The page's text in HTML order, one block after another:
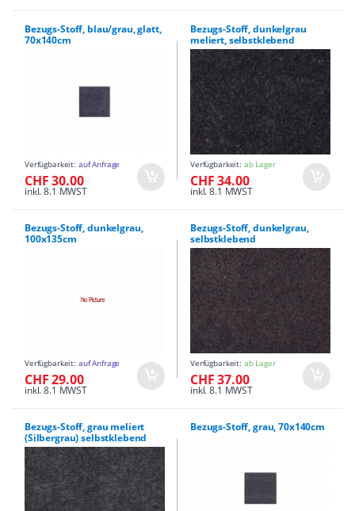
Bezugs-Stoff, blau/grau, glatt,
70x140cm
Verfügbarkeit: auf Anfrage
CHF 30.00
inkl. 8.1 MWST
Bezugs-Stoff, dunkelgrau
meliert, selbstklebend
Verfügbarkeit: ab Lager
CHF 34.00
inkl. 8.1 MWST
Bezugs-Stoff, dunkelgrau,
100x135cm
Verfügbarkeit: auf Anfrage
CHF 29.00
inkl. 8.1 MWST
Bezugs-Stoff, dunkelgrau,
selbstklebend
Verfügbarkeit: ab Lager
CHF 37.00
inkl. 8.1 MWST
Bezugs-Stoff, grau meliert
(Silbergrau) selbstklebend
Bezugs-Stoff, grau, 70x140cm